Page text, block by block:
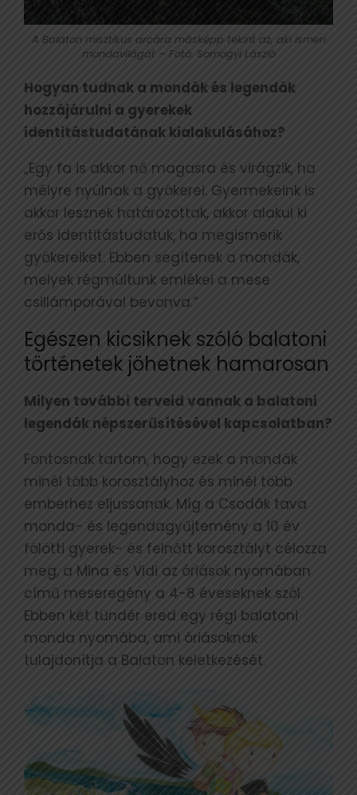
A Balaton misztikus arcára másképp tekint az, aki ismeri
mondavilágát – Fotó: Somogyi László
Hogyan tudnak a mondák és legendák
hozzájárulni a gyerekek
identitástudatának kialakulásához?
„Egy fa is akkor nő magasra és virágzik, ha
mélyre nyúlnak a gyökerei. Gyermekeink is
akkor lesznek határozottak, akkor alakul ki
erős identitástudatuk, ha megismerik
gyökereiket. Ebben segítenek a mondák,
melyek régmúltunk emlékei a mese
csillámporával bevonva.”
Egészen kicsiknek szóló balatoni
történetek jöhetnek hamarosan
Milyen további terveid vannak a balatoni
legendák népszerűsítésével kapcsolatban?
Fontosnak tartom, hogy ezek a mondák
minél több korosztályhoz és minél több
emberhez eljussanak. Míg a Csodák tava
monda- és legendagyűjtemény a 10 év
fölötti gyerek- és felnőtt korosztályt célozza
meg, a Mina és Vidi az óriások nyomában
című meseregény a 4-8 éveseknek szól.
Ebben két tündér ered egy régi balatoni
monda nyomába, ami óriásoknak
tulajdonítja a Balaton keletkezését.